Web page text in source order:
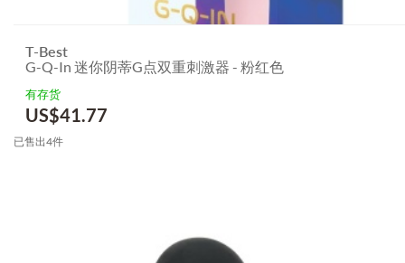
T-Best
G-Q-In 迷你阴蒂G点双重刺激器 - 粉红色
有存货
US$41.77
已售出4件